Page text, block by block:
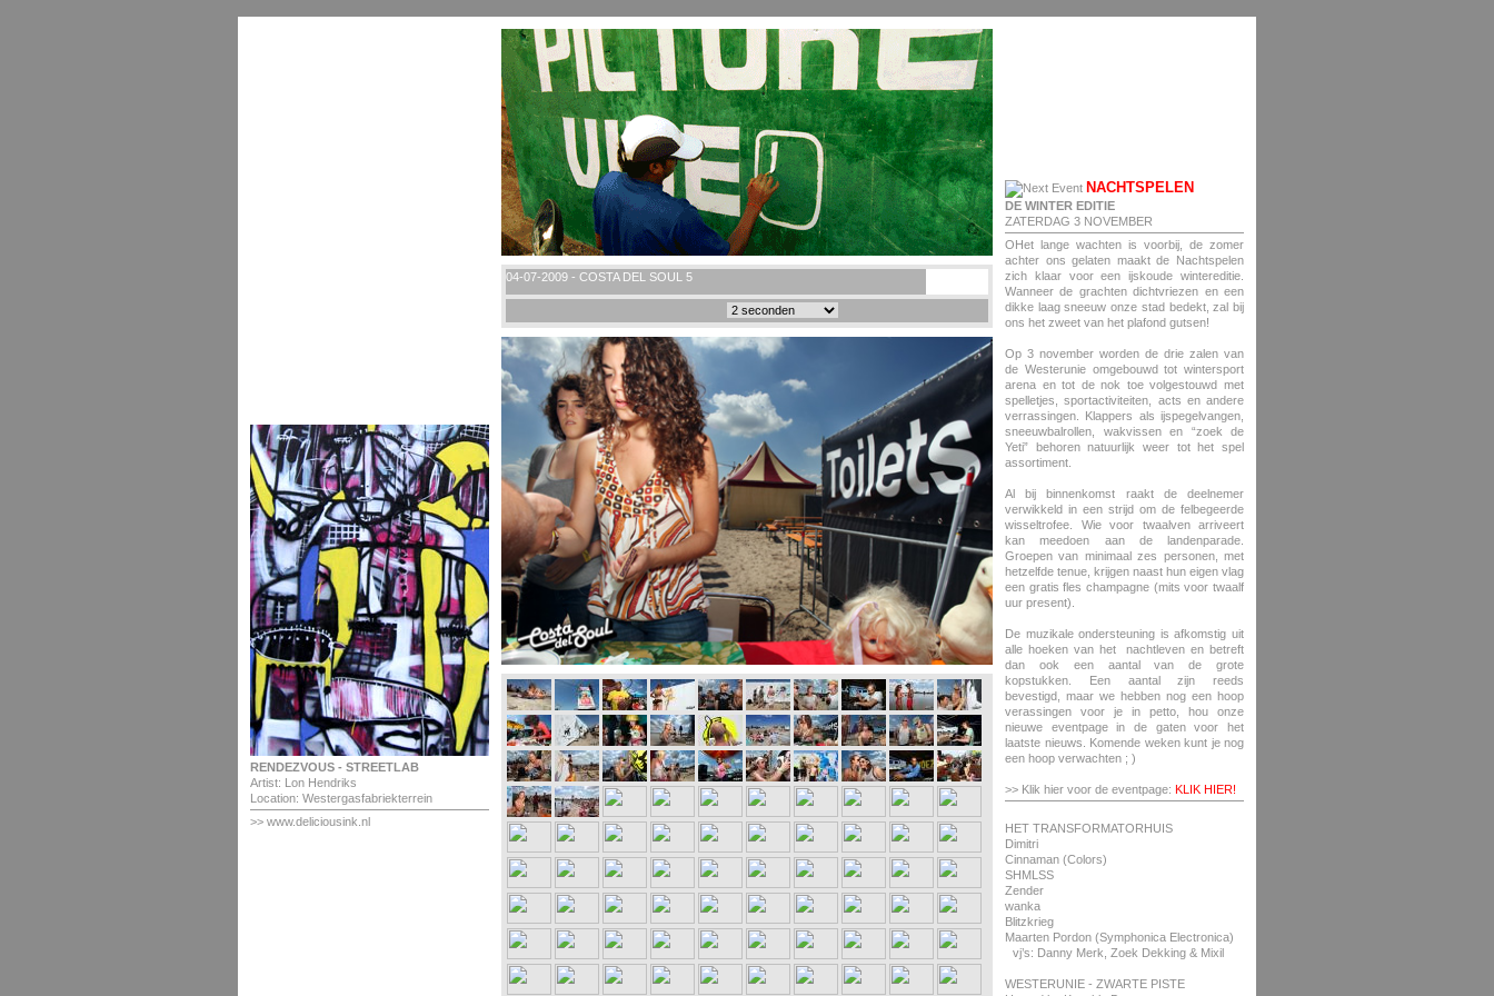
RENDEZVOUS - STREETLAB
Artist: Lon Hendriks
Location: Westergasfabriekterrein
>> www.deliciousink.nl
04-07-2009 - COSTA DEL SOUL 5
NACHTSPELEN
DE WINTER EDITIE
ZATERDAG 3 NOVEMBER
OHet lange wachten is voorbij, de zomer
achter ons gelaten maakt de Nachtspelen
zich klaar voor een ijskoude wintereditie.
Wanneer de grachten dichtvriezen en een
dikke laag sneeuw onze stad bedekt, zal bij
ons het zweet van het plafond gutsen!
Op 3 november worden de drie zalen van
de Westerunie omgebouwd tot wintersport
arena en tot de nok toe volgestouwd met
spelletjes, sportactiviteiten, acts en andere
verrassingen. Klappers als ijspegelvangen,
sneeuwbalrollen, wakvissen en “zoek de
Yeti” behoren natuurlijk weer tot het spel
assortiment.
Al bij binnenkomst raakt de deelnemer
verwikkeld in een strijd om de felbegeerde
wisseltrofee. Wie voor twaalven arriveert
kan meedoen aan de landenparade.
Groepen van minimaal zes personen, met
hetzelfde tenue, krijgen naast hun eigen vlag
een gratis fles champagne (mits voor twaalf
uur present).
De muzikale ondersteuning is afkomstig uit
alle hoeken van het nachtleven en betreft
dan ook een aantal van de grote
kopstukken. Een aantal zijn reeds
bevestigd, maar we hebben nog een hoop
verassingen voor je in petto, hou onze
nieuwe eventpage in de gaten voor het
laatste nieuws. Komende weken kunt je nog
een hoop verwachten ; )
>> Klik hier voor de eventpage: KLIK HIER!
HET TRANSFORMATORHUIS
Dimitri
Cinnaman (Colors)
SHMLSS
Zender
wanka
Blitzkrieg
Maarten Pordon (Symphonica Electronica)
vj’s: Danny Merk, Zoek Dekking & Mixil
WESTERUNIE - ZWARTE PISTE